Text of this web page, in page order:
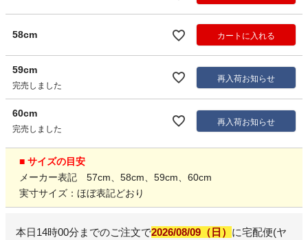
58cm カートに入れる
59cm
完売しました
再入荷お知らせ
60cm
完売しました
再入荷お知らせ
■ サイズの目安
メーカー表記 57cm、58cm、59cm、60cm
実寸サイズ：ほぼ表記どおり
本日14時00分 までのご注文で2026/08/09（日） に宅配便(ヤ